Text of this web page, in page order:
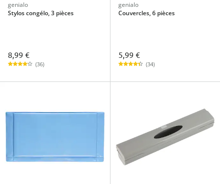
genialo
Stylos congélo, 3 pièces
8,99 €
(36)
genialo
Couvercles, 6 pièces
5,99 €
(34)